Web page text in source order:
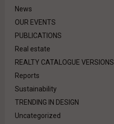
News
OUR EVENTS
PUBLICATIONS
Real estate
REALTY CATALOGUE VERSIONS
Reports
Sustainability
TRENDING IN DESIGN
Uncategorized